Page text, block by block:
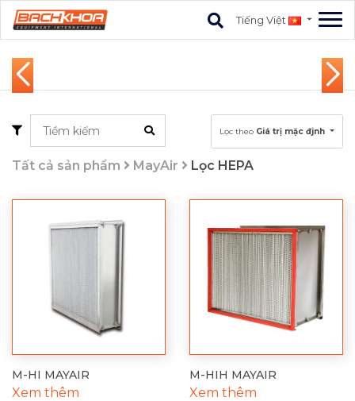
Tiếng Việt
Lọc theo Giá trị mặc đjnh
Tất cả sản phẩm MayAir Lọc HEPA
M-HI MAYAIR
Xem thêm
M-HIH MAYAIR
Xem thêm